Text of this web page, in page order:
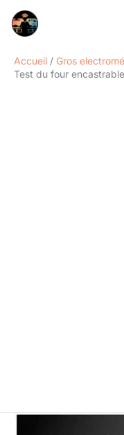
Accueil
Gros
Test du four
Rechercher